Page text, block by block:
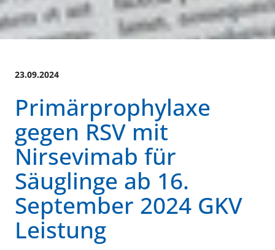
23.09.2024
Primärprophylaxe
gegen RSV mit
Nirsevimab für
Säuglinge ab 16.
September 2024 GKV
Leistung